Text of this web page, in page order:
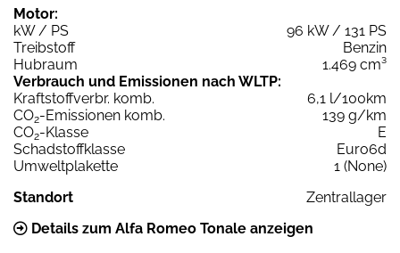
Motor:
kW / PS
96 kW / 131 PS
Treibstoff
Benzin
Hubraum
1.469 cm³
Verbrauch und Emissionen nach WLTP:
Kraftstoffverbr. komb.
6,1 l/100km
CO2-Emissionen komb.
139 g/km
CO2-Klasse
E
Schadstoffklasse
Euro6d
Umweltplakette
1 (None)
Standort
Zentrallager
Details zum Alfa Romeo Tonale anzeigen